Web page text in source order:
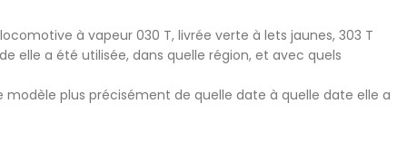
à vapeur 030 T, livrée verte à lets jaunes, 303 T
elle a été utilisée, dans quelle région, et avec quels
plus précisément de quelle date à quelle date elle a